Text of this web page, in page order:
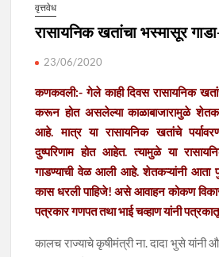
वृत्तवेध
रासायनिक खतांचा भस्मासूर
23/06/2020
कणकवली:- गेले काही दिवस रासायनिक
करून होत असलेल्या काळाबाजारामुळे
आहे. मात्र या रासायनिक खतांचे
दुष्परिणाम होत आहेत. त्यामुळे या
गाडण्याची वेळ आली आहे. शेतकऱ्यांनी आता
कास धरली पाहिजे! असे आवाहन कोकण
पत्रकार गणपत तथा भाई चव्हाण यांनी
कालच राज्याचे कृषीमंत्री ना. दादा भुसे यांनी